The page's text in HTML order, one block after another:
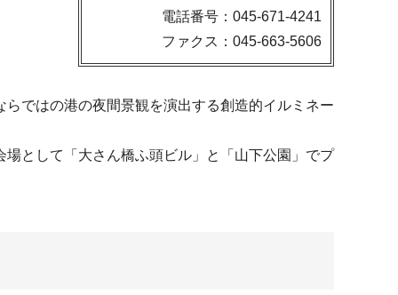
電話番号：045-671-4241
ファクス：045-663-5606
ではの港の夜間景観を演出する創造的イルミネー
として「大さん橋ふ頭ビル」と「山下公園」でプ